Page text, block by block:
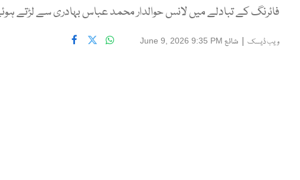
فائرنگ کے تبادلے میں لانس حوالدار محمد عباس بہادری سے لڑتے
ویب ڈیسک | شائع June 9, 2026 9:35 PM